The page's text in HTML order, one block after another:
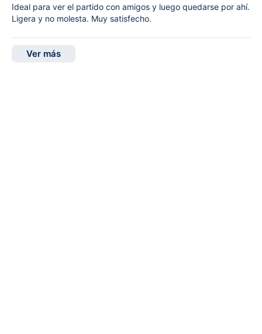
Ideal para ver el partido con amigos y luego quedarse por ahí.
Ligera y no molesta. Muy satisfecho.
Ver más